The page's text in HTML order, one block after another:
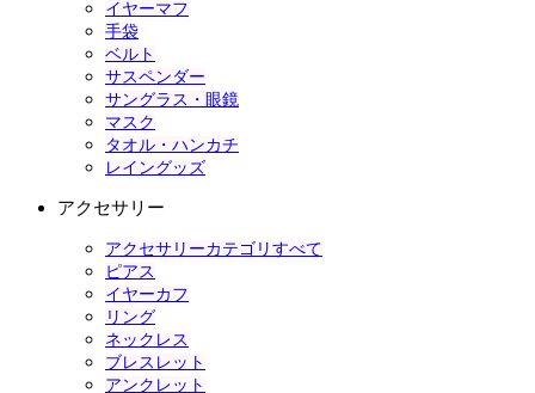
イヤーマフ
手袋
ベルト
サスペンダー
サングラス・眼鏡
マスク
タオル・ハンカチ
レイングッズ
アクセサリー
アクセサリーカテゴリすべて
ピアス
イヤーカフ
リング
ネックレス
ブレスレット
アンクレット